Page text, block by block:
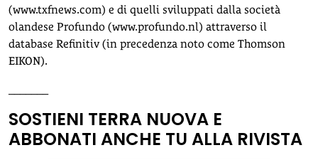
(www.txfnews.com) e di quelli sviluppati dalla società
olandese Profundo (www.profundo.nl) attraverso il
database Refinitiv (in precedenza noto come Thomson
EIKON).
SOSTIENI TERRA NUOVA E
ABBONATI ANCHE TU ALLA RIVISTA